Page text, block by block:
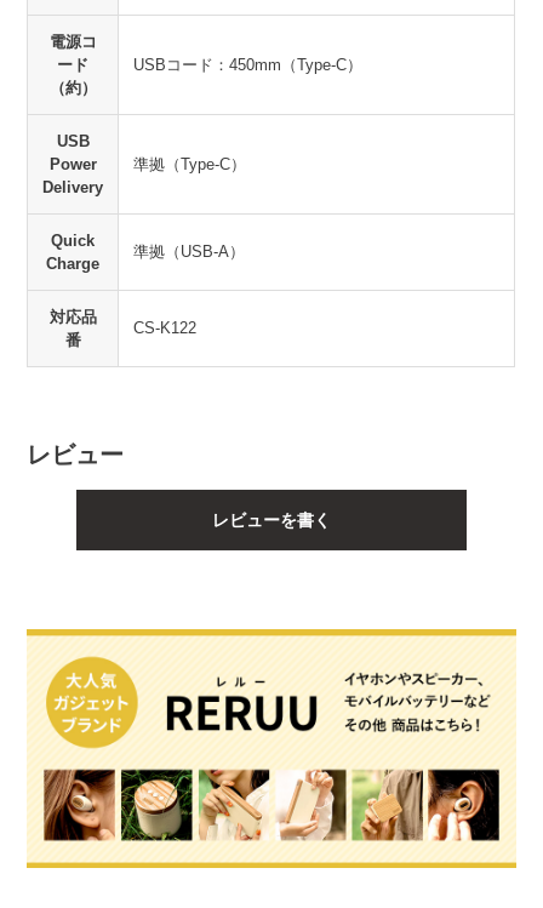
電源コ
ード
（約）
USBコード：450mm（Type-C）
USB
Power
Delivery
準拠（Type-C）
Quick
Charge
準拠（USB-A）
対応品
番
CS-K122
レビュー
レビューを書く